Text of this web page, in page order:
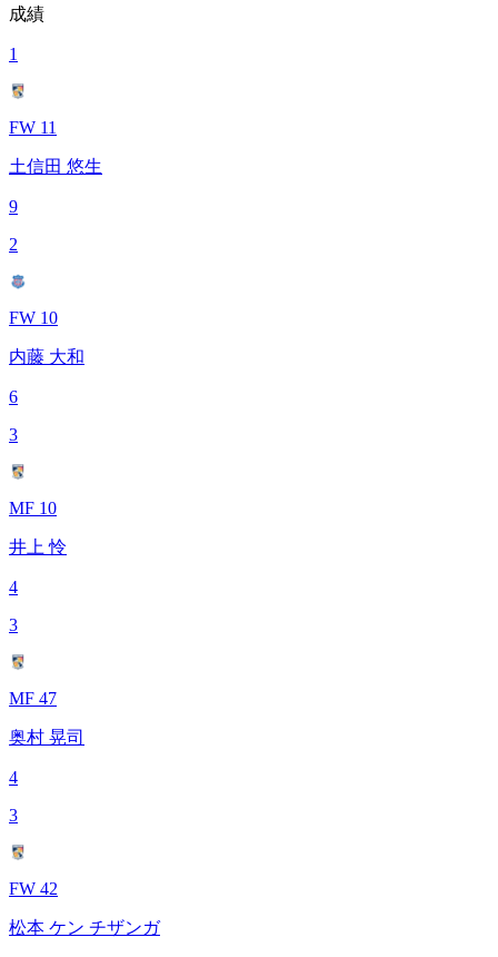
成績
1
FW 11
土信田 悠生
9
2
FW 10
内藤 大和
6
3
MF 10
井上 怜
4
3
MF 47
奥村 晃司
4
3
FW 42
松本 ケン チザンガ